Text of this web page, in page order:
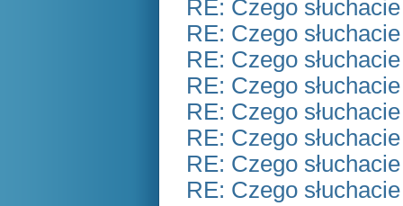
RE: Czego
RE: Czego
RE: Czego
RE: Czego
RE: Czego
RE: Czego
RE: Czego
RE: Czego